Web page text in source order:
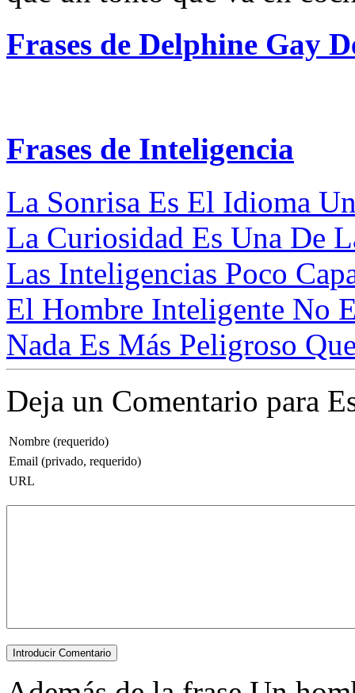
Frases de Delphine Gay
Frases de Inteligencia
La Sonrisa Es El Idioma
La Curiosidad Es Una De
Las Inteligencias Poco
El Hombre Inteligente No
Nada Es Más Peligroso
Deja un Comentario para
Nombre (requerido)
Email (privado, requerido)
URL